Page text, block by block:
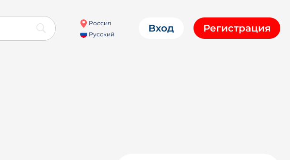
Россия
Русский
Вход Регистрация